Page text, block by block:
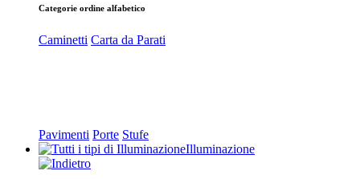
Categorie ordine alfabetico
Caminetti Carta da Parati
Pavimenti Porte Stufe
Illuminazione